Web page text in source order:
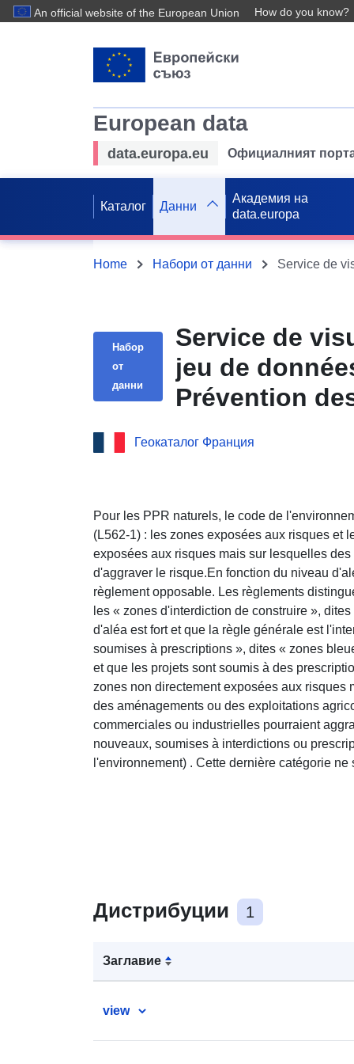
An official website of the European Union How do you know?
European data
data.europa.eu Официалният
Каталог Данни
Академия на
data.europa
Home Набори от данни
Набор
от
данни
Service de
jeu de
Prévention
Геокаталог Франция
Pour les PPR naturels, le code de
(L562-1) : les zones exposées aux risques et
exposées aux risques mais sur lesquelles
d'aggraver le risque.En fonction du niveau
règlement opposable. Les règlements
les « zones d'interdiction de construire »,
d'aléa est fort et que la règle générale est
soumises à prescriptions », dites « zones
et que les projets sont soumis à des
zones non directement exposées aux risques
des aménagements ou des exploitations
commerciales ou industrielles pourraient
nouveaux, soumises à interdictions ou
l'environnement) . Cette dernière catégorie
Дистрибуции 1
Заглавие
view